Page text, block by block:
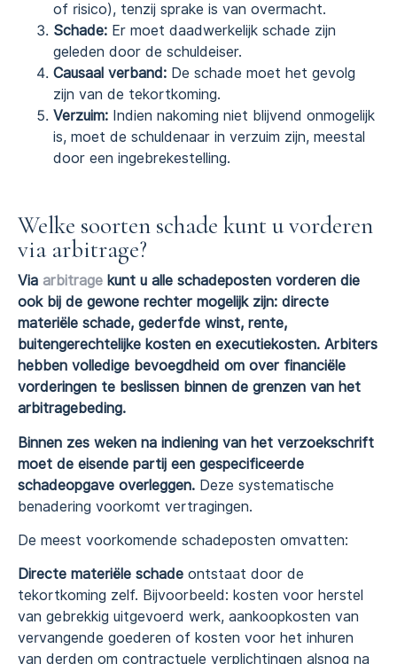
of risico), tenzij sprake is van overmacht.
Schade: Er moet daadwerkelijk schade zijn
geleden door de schuldeiser.
Causaal verband: De schade moet het gevolg
zijn van de tekortkoming.
Verzuim: Indien nakoming niet blijvend onmogelijk
is, moet de schuldenaar in verzuim zijn, meestal
door een ingebrekestelling.
Welke soorten schade kunt u vorderen
via arbitrage?
Via arbitrage kunt u alle schadeposten vorderen die
ook bij de gewone rechter mogelijk zijn: directe
materiële schade, gederfde winst, rente,
buitengerechtelijke kosten en executiekosten. Arbiters
hebben volledige bevoegdheid om over financiële
vorderingen te beslissen binnen de grenzen van het
arbitragebeding.
Binnen zes weken na indiening van het verzoekschrift
moet de eisende partij een gespecificeerde
schadeopgave overleggen. Deze systematische
benadering voorkomt vertragingen.
De meest voorkomende schadeposten omvatten:
Directe materiële schade ontstaat door de
tekortkoming zelf. Bijvoorbeeld: kosten voor herstel
van gebrekkig uitgevoerd werk, aankoopkosten van
vervangende goederen of kosten voor het inhuren
van derden om contractuele verplichtingen alsnog na